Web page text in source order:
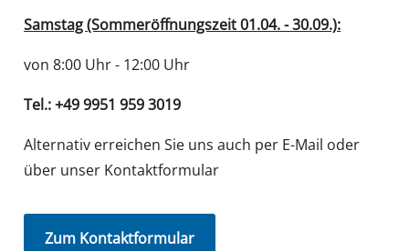
Samstag (Sommeröffnungszeit 01.04. - 30.09.):
von 8:00 Uhr - 12:00 Uhr
Tel.: +49 9951 959 3019
Alternativ erreichen Sie uns auch per E-Mail oder
über unser Kontaktformular
Zum Kontaktformular